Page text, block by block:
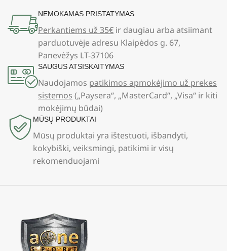
NEMOKAMAS PRISTATYMAS
Perkantiems už 35€ ir daugiau arba atsiimant
parduotuvėje adresu Klaipėdos g. 67,
Panevėžys LT-37106
SAUGUS ATSISKAITYMAS
Naudojamos patikimos apmokėjimo už prekes
sistemos („Paysera“, „MasterCard“, „Visa“ ir kiti
mokėjimų būdai)
MŪSŲ PRODUKTAI
Mūsų produktai yra ištestuoti, išbandyti,
kokybiški, veiksmingi, patikimi ir visų
rekomenduojami